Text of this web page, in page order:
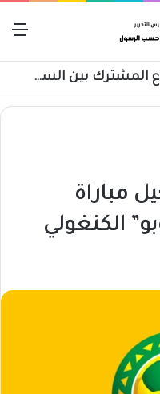
الشعبي يرحب بإتفاق الدفاع المشترك بين السعودية وتركيا وباكستان
مباراة
الكنغولي